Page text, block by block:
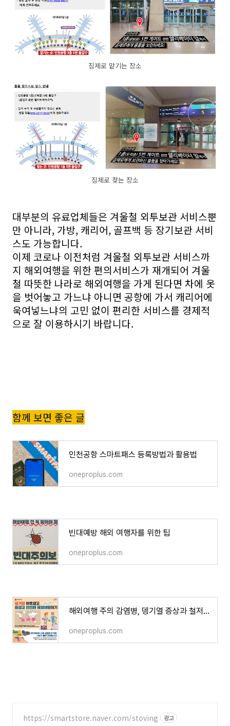
짐제로 맡기는 장소
짐제로 찾는 장소
대부분의 유료업체들은 겨울철 외투보관 서비스뿐
만 아니라, 가방, 캐리어, 골프백 등 장기보관 서비
스도 가능합니다.
이제 코로나 이전처럼 겨울철 외투보관 서비스까
지 해외여행을 위한 편의서비스가 재개되어 겨울
철 따뜻한 나라로 해외여행을 가게 된다면 차에 옷
을 벗어놓고 가느냐 아니면 공항에 가서 캐리어에
욱여넣느냐의 고민 없이 편리한 서비스를 경제적
으로 잘 이용하시기 바랍니다.
함께 보면 좋은 글
인천공항 스마트패스 등록방법과 활용법
oneproplus.com
빈대예방 해외 여행자를 위한 팁
oneproplus.com
해외여행 주의 감염병, 뎅기열 증상과 철저한 예방법
oneproplus.com
https://smartstore.naver.com/stoving 광고